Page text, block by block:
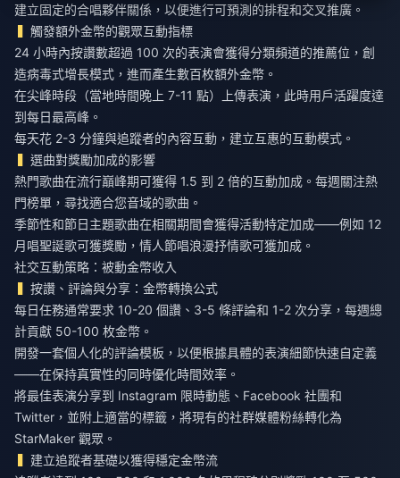
建立固定的合唱夥伴關係，以便進行可預測的排程和交叉推廣。
觸發額外金幣的觀眾互動指標
24 小時內按讚數超過 100 次的表演會獲得分類頻道的推薦位，創
造病毒式增長模式，進而產生數百枚額外金幣。
在尖峰時段（當地時間晚上 7-11 點）上傳表演，此時用戶活躍度達
到每日最高峰。
每天花 2-3 分鐘與追蹤者的內容互動，建立互惠的互動模式。
選曲對獎勵加成的影響
熱門歌曲在流行巔峰期可獲得 1.5 到 2 倍的互動加成。每週關注熱
門榜單，尋找適合您音域的歌曲。
季節性和節日主題歌曲在相關期間會獲得活動特定加成——例如 12
月唱聖誕歌可獲獎勵，情人節唱浪漫抒情歌可獲加成。
社交互動策略：被動金幣收入
按讚、評論與分享：金幣轉換公式
每日任務通常要求 10-20 個讚、3-5 條評論和 1-2 次分享，每週總
計貢獻 50-100 枚金幣。
開發一套個人化的評論模板，以便根據具體的表演細節快速自定義
——在保持真實性的同時優化時間效率。
將最佳表演分享到 Instagram 限時動態、Facebook 社團和
Twitter，並附上適當的標籤，將現有的社群媒體粉絲轉化為
StarMaker 觀眾。
建立追蹤者基礎以獲得穩定金幣流